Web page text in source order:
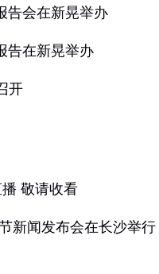
告会在新晃举办
告在新晃举办
开
敬请收看
新闻发布会在长沙举行